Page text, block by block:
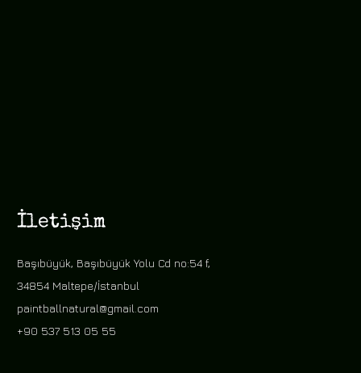
İletişim
Başıbüyük, Başıbüyük Yolu Cd no:54 f,
34854 Maltepe/İstanbul
paintballnatural@gmail.com
+90 537 513 05 55